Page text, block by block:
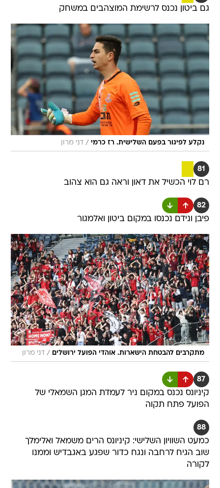
גם ביטון נכנס לרשימת המוצהבים במשחק
נקלע לפיגור בפעם השלישית. רז כרמי / דני מרון
81
רם לוי הכשיל את דאון וראה גם הוא צהוב
82
פיבן ונידם נכנסו במקום ביטון ואלמגור
מתקרבים להבטחת הישארות. אוהדי הפועל ירושלים / דני מרון
87
קיניונס נכנס במקום ניר לעמדת המגן השמאלי של
הפועל פתח תקוה
88
כמעט השוויון השלישי: קיניונס הרים משמאל ואלימלך
שוב הגיח לרחבה ונגח כדור שפגע באגבדיש וממנו
לקורה